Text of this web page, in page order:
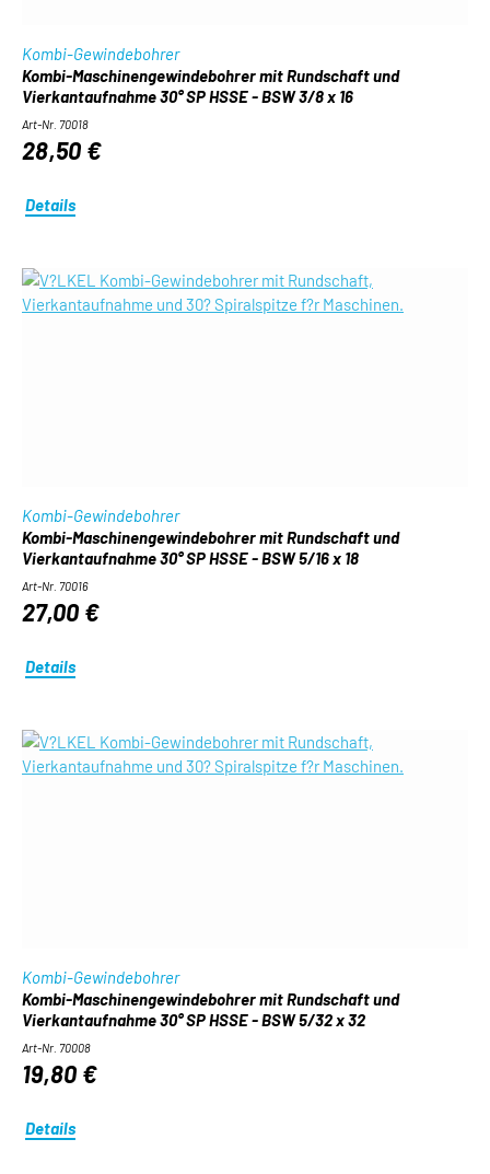
Kombi-Gewindebohrer
Kombi-Maschinengewindebohrer mit Rundschaft und
Vierkantaufnahme 30° SP HSSE - BSW 3/8 x 16
Art-Nr. 70018
28,50 €
Details
Kombi-Gewindebohrer
Kombi-Maschinengewindebohrer mit Rundschaft und
Vierkantaufnahme 30° SP HSSE - BSW 5/16 x 18
Art-Nr. 70016
27,00 €
Details
Kombi-Gewindebohrer
Kombi-Maschinengewindebohrer mit Rundschaft und
Vierkantaufnahme 30° SP HSSE - BSW 5/32 x 32
Art-Nr. 70008
19,80 €
Details